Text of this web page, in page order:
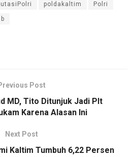
poldakaltim Polri
Post
MD, Tito Ditunjuk Jadi Plt
Karena Alasan Ini
Next Post
Kaltim Tumbuh 6,22 Persen